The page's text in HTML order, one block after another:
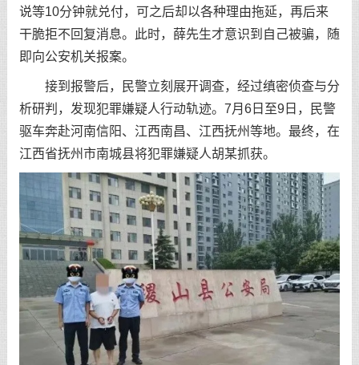
说等10分钟就兑付，可之后却以各种理由拖延，再后来
干脆拒不回复消息。此时，薛先生才意识到自己被骗，随
即向公安机关报案。
接到报警后，民警立刻展开调查，经过缜密侦查与分
析研判，发现犯罪嫌疑人行动轨迹。7月6日至9日，民警
驱车奔赴河南信阳、江西南昌、江西抚州等地。最终，在
江西省抚州市南城县将犯罪嫌疑人胡某抓获。